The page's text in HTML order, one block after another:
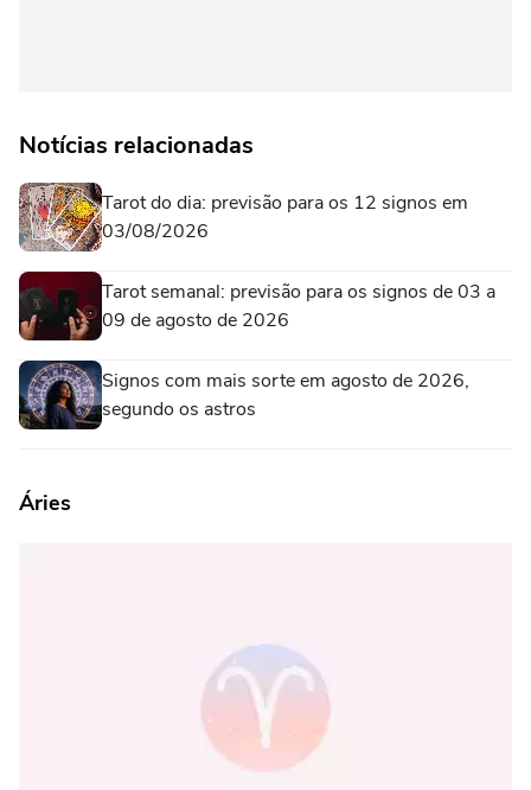
Notícias relacionadas
Tarot do dia: previsão para os 12 signos em
03/08/2026
Tarot semanal: previsão para os signos de 03 a
09 de agosto de 2026
Signos com mais sorte em agosto de 2026,
segundo os astros
Áries